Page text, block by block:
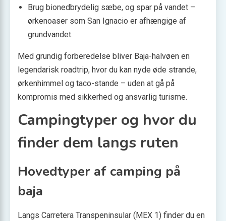
Brug bionedbrydelig sæbe, og spar på vandet –
ørkenoaser som San Ignacio er afhængige af
grundvandet.
Med grundig forberedelse bliver Baja-halvøen en
legendarisk roadtrip, hvor du kan nyde øde strande,
ørkenhimmel og taco-stande – uden at gå på
kompromis med sikkerhed og ansvarlig turisme.
Campingtyper og hvor du
finder dem langs ruten
Hovedtyper af camping på
baja
Langs Carretera Transpeninsular (MEX 1) finder du en